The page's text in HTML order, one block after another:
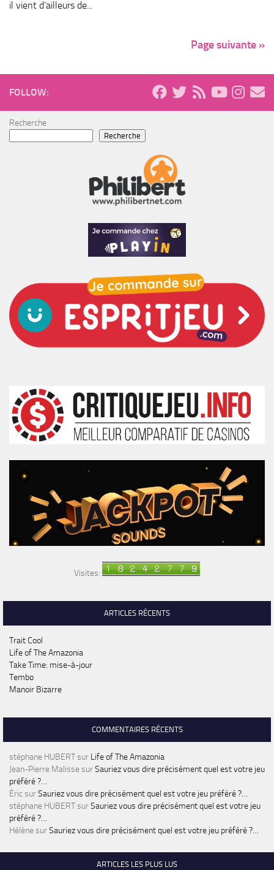
il vient d’ailleurs de...
Page suivante »
FOLLOW:
Recherche
Recherche
Visites:
ARTICLES RÉCENTS
Trait Cool
Life of The Amazonia
Take Time: mise-à-jour
Tembo
Manoir Bizarre
COMMENTAIRES RÉCENTS
stéphane HUBERTsur Life of The Amazonia
Jean-Pierre MalissesurSauriez vous dire précisément quel est votre jeu
préféré ?…
ÉricsurSauriez vous dire précisément quel est votre jeu préféré ?…
stéphane HUBERTsurSauriez vous dire précisément quel est votre jeu
préféré ?…
HélènesurSauriez vous dire précisément quel est votre jeu préféré ?…
ARTICLES LES PLUS LUS